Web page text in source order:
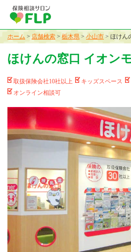
ホーム > 店舗検索 > 栃木県 > 小山市 > ほけん
ほけんの窓口 イオン
取扱保険会社10社以上 キッズスペース
オンライン相談可